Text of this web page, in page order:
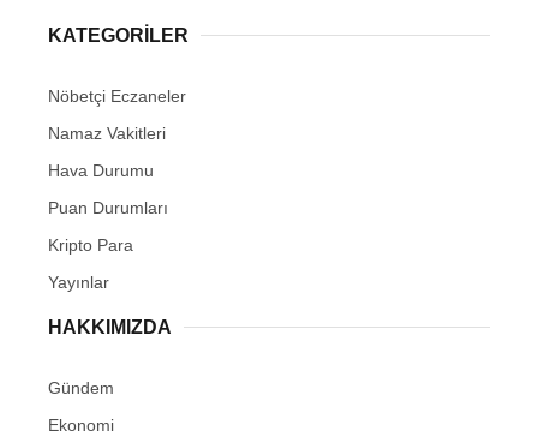
KATEGORİLER
Nöbetçi Eczaneler
Namaz Vakitleri
Hava Durumu
Puan Durumları
Kripto Para
Yayınlar
HAKKIMIZDA
Gündem
Ekonomi